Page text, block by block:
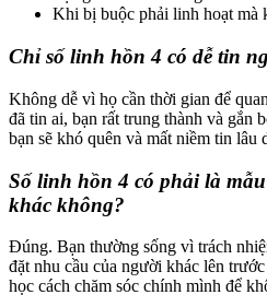
Khi bị buộc phải linh hoạt mà
Chỉ số linh hồn 4 có dễ tin
Không dễ vì họ cần thời gian để
đã tin ai, bạn rất trung thành và gắn
bạn sẽ khó quên và mất niềm tin lâu
Số linh hồn 4 có phải là
khác không?
Đúng. Bạn thường sống vì trách
đặt nhu cầu của người khác lên
học cách chăm sóc chính mình để